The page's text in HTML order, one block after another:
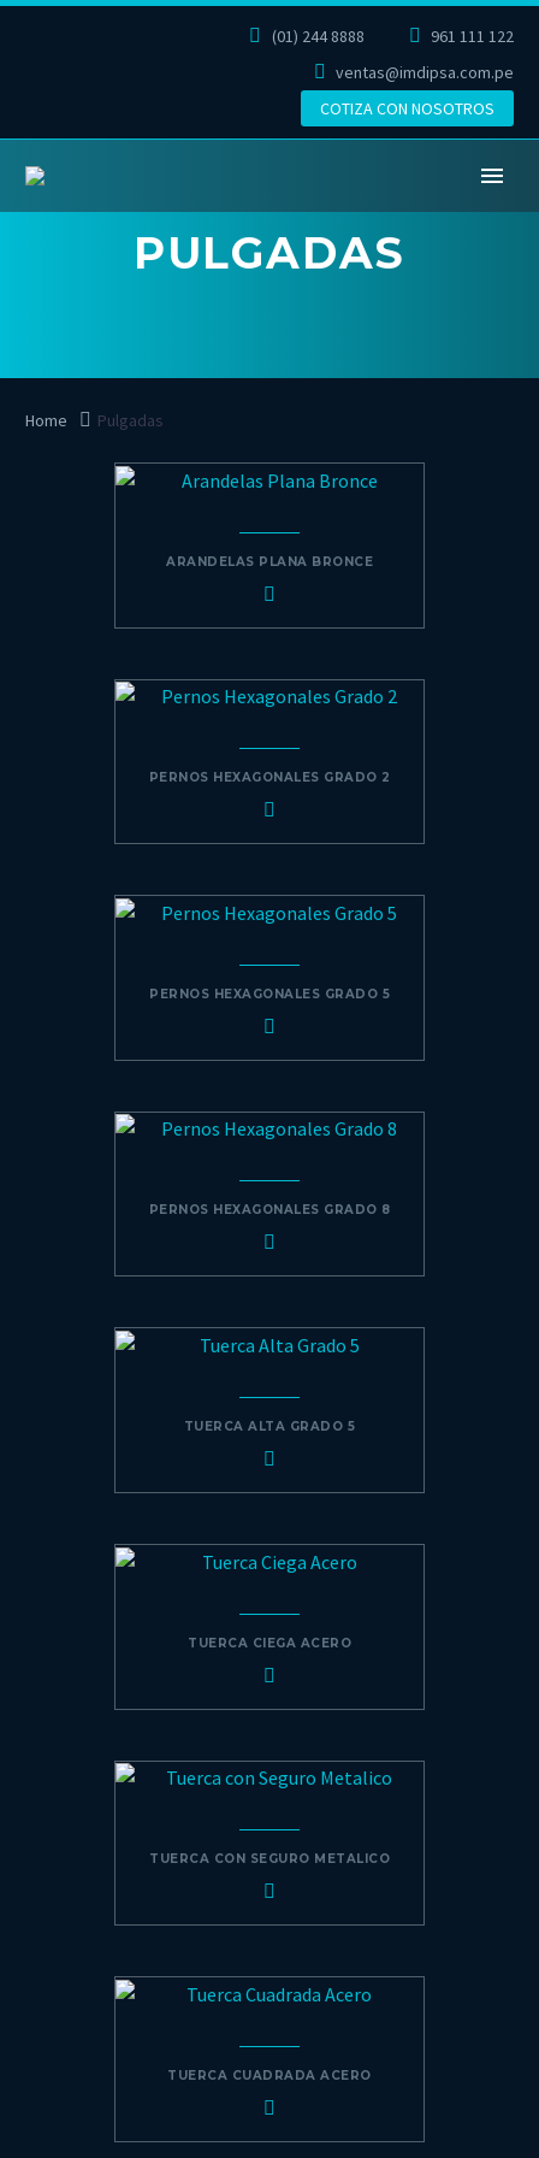
(01) 244 8888
961 111 122
ventas@imdipsa.com.pe
COTIZA CON NOSOTROS
PULGADAS
Home Pulgadas
ARANDELAS PLANA BRONCE
PERNOS HEXAGONALES GRADO 2
PERNOS HEXAGONALES GRADO 5
PERNOS HEXAGONALES GRADO 8
TUERCA ALTA GRADO 5
TUERCA CIEGA ACERO
TUERCA CON SEGURO METALICO
TUERCA CUADRADA ACERO